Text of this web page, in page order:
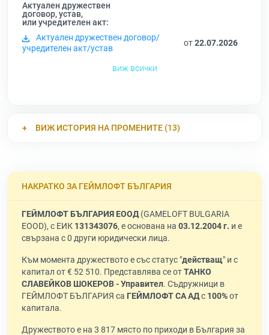
Актуален дружествен
договор, устав,
или учредителен акт:
Актуален дружествен договор/
учредителен акт/устав
от22.07.2026
виж всички
ВИЖ ИСТОРИЯ НА ПРОМЕНИТЕ (13)
НАКРАТКО ЗА ГЕЙМЛОФТ БЪЛГАРИЯ
ГЕЙМЛОФТ БЪЛГАРИЯ ЕООД(GAMELOFT BULGARIA
EOOD), с ЕИК 131343076, е основана на 03.12.2004 г. и е
свързана с 0 други юридически лица.
Към момента дружеството е със статус "действащ" и с
капитал от € 52 510. Представлява се отТАНКО
СЛАВЕЙКОВ ШОКЕРОВ - Управител. Съдружници в
ГЕЙМЛОФТ БЪЛГАРИЯ са ГЕЙМЛОФТ СА АДс 100%от
капитала.
Дружеството е на 3 817 място по приходи в България за